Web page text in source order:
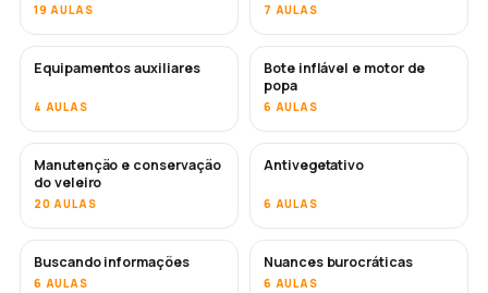
19 AULAS 7 AULAS
Equipamentos auxiliares
4 AULAS
Bote inflável e motor de
popa
6 AULAS
Manutenção e conservação
do veleiro
20 AULAS
EM BREVE
Antivegetativo
6 AULAS
Buscando informações
6 AULAS
Nuances burocráticas
6 AULAS